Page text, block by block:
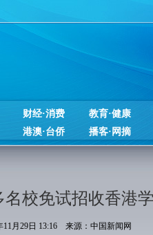
财经·消费
教育·健康
港澳·台侨 播客·网摘
名校免试招收香港
11月29日 13:16 来源：中国新闻网